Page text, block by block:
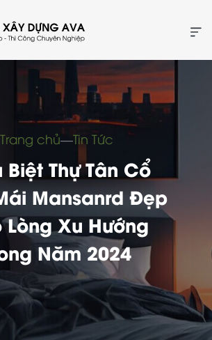
Trang chủ―Tin Tức
Biệt Thự Tân Cổ
Mansanrd Đẹp
Lòng Xu Hướng
Năm 2024